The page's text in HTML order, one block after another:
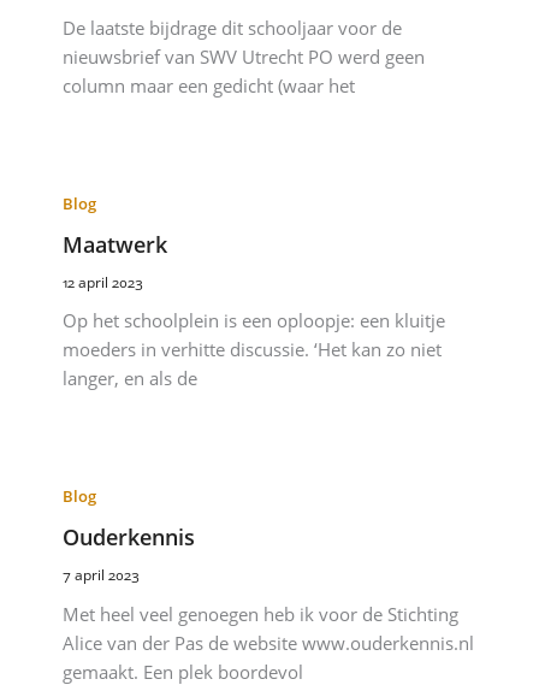
De laatste bijdrage dit schooljaar voor de
nieuwsbrief van SWV Utrecht PO werd geen
column maar een gedicht (waar het
Blog
Maatwerk
12 april 2023
Op het schoolplein is een oploopje: een kluitje
moeders in verhitte discussie. ‘Het kan zo niet
langer, en als de
Blog
Ouderkennis
7 april 2023
Met heel veel genoegen heb ik voor de Stichting
Alice van der Pas de website www.ouderkennis.nl
gemaakt. Een plek boordevol